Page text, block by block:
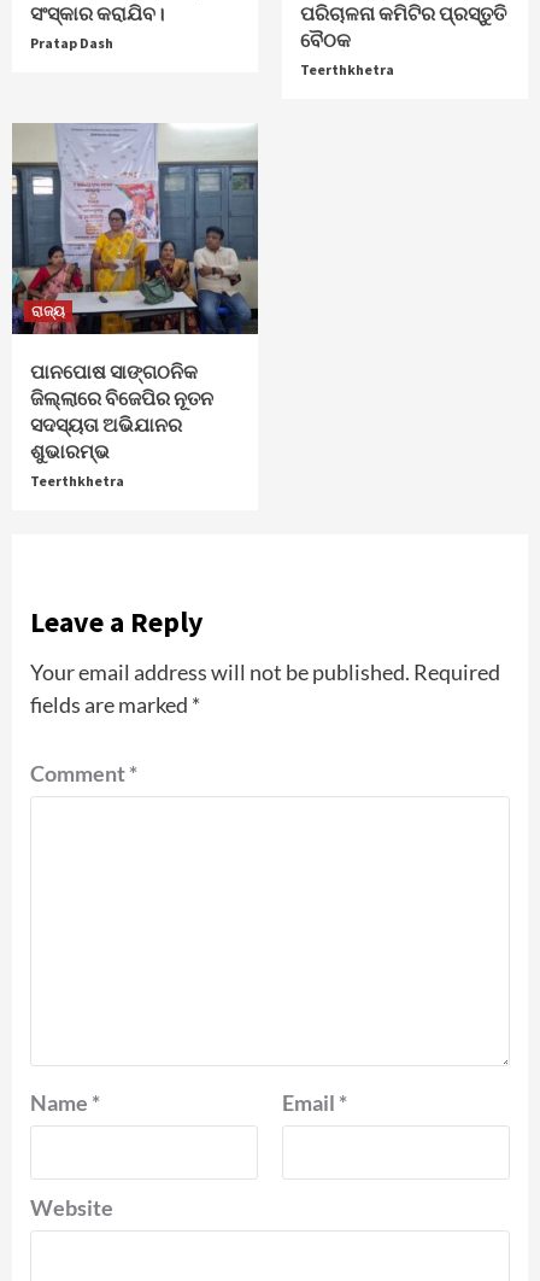
ସଂସ୍କାର କରାଯିବ।
Pratap Dash
ପରିଚାଳନା କମିଟିର ପ୍ରସ୍ତୁତି
ବୈଠକ
Teerthkhetra
ରାଜ୍ୟ
ପାନପୋଷ ସାଙ୍ଗଠନିକ
ଜିଲ୍ଲାରେ ବିଜେପିର ନୂତନ
ସଦସ୍ୟତା ଅଭିଯାନର
ଶୁଭାରମ୍ଭ
Teerthkhetra
Leave a Reply
Your email address will not be published. Required
fields are marked *
Comment*
Name * Email *
Website